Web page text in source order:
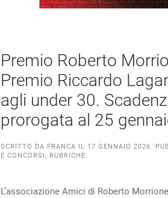
Premio Roberto
Premio Riccardo
agli under 30.
prorogata al 25
SCRITTO DA FRANCA IL 17 GENNAIO 2026.
E CONCORSI , RUBRICHE.
L’associazione Amici di Roberto